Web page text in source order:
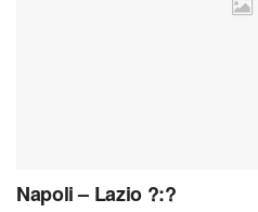
Napoli – Lazio ?:?